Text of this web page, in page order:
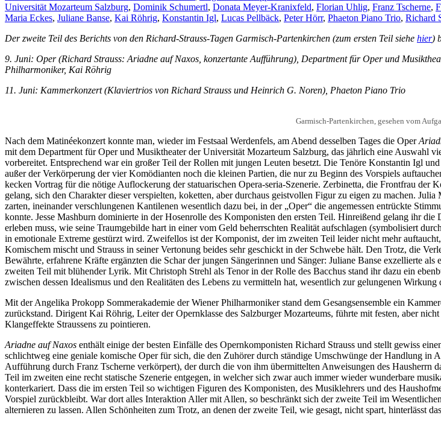
Universität Mozarteum Salzburg, Dominik Schumertl, Donata Meyer-Kranixfeld, Florian Uhlig, Franz Tscherne,
Maria Eckes, Juliane Banse, Kai Röhrig, Konstantin Igl, Lucas Pellbäck, Peter Hörr, Phaeton Piano Trio, Richard
Der zweite Teil des Berichts von den Richard-Strauss-Tagen Garmisch-Partenkirchen (zum ersten Teil siehe hier)
9. Juni: Oper (Richard Strauss: Ariadne auf Naxos, konzertante Aufführung), Department für Oper und
Philharmoniker, Kai Röhrig
11. Juni: Kammerkonzert (Klaviertrios von Richard Strauss und Heinrich G. Noren), Phaeton Piano Trio
Garmisch-Partenkirchen, gesehen vom
Nach dem Matinéekonzert konnte man, wieder im Festsaal Werdenfels, am Abend desselben Tages die Oper
mit dem Department für Oper und Musiktheater der Universität Mozarteum Salzburg, das jährlich eine Auswahl
vorbereitet. Entsprechend war ein großer Teil der Rollen mit jungen Leuten besetzt. Die Tenöre Konstantin Igl
außer der Verkörperung der vier Komödianten noch die kleinen Partien, die nur zu Beginn des Vorspiels
kecken Vortrag für die nötige Auflockerung der statuarischen Opera-seria-Szenerie. Zerbinetta, die Frontfrau
gelang, sich den Charakter dieser verspielten, koketten, aber durchaus geistvollen Figur zu eigen zu machen.
zarten, ineinander verschlungenen Kantilenen wesentlich dazu bei, in der „Oper“ die angemessen entrückte
konnte. Jesse Mashburn dominierte in der Hosenrolle des Komponisten den ersten Teil. Hinreißend gelang ihr
erleben muss, wie seine Traumgebilde hart in einer vom Geld beherrschten Realität aufschlagen (symbolisiert
in emotionale Extreme gestürzt wird. Zweifellos ist der Komponist, der im zweiten Teil leider nicht mehr
Komischem mischt und Strauss in seiner Vertonung beides sehr geschickt in der Schwebe hält. Den Trotz, die
Bewährte, erfahrene Kräfte ergänzten die Schar der jungen Sängerinnen und Sänger: Juliane Banse exzellierte
zweiten Teil mit blühender Lyrik. Mit Christoph Strehl als Tenor in der Rolle des Bacchus stand ihr dazu ein
zwischen dessen Idealismus und den Realitäten des Lebens zu vermitteln hat, wesentlich zur gelungenen Wirkung
Mit der Angelika Prokopp Sommerakademie der Wiener Philharmoniker stand dem Gesangsensemble ein
zurückstand. Dirigent Kai Röhrig, Leiter der Opernklasse des Salzburger Mozarteums, führte mit festen, aber
Klangeffekte Straussens zu pointieren.
Ariadne auf Naxos enthält einige der besten Einfälle des Opernkomponisten Richard Strauss und stellt gewiss
schlichtweg eine geniale komische Oper für sich, die den Zuhörer durch ständige Umschwünge der Handlung in
Aufführung durch Franz Tscherne verkörpert), der durch die von ihm übermittelten Anweisungen des Hausherrn
Teil im zweiten eine recht statische Szenerie entgegen, in welcher sich zwar auch immer wieder wunderbare
konterkariert. Dass die im ersten Teil so wichtigen Figuren des Komponisten, des Musiklehrers und des
Vorspiel zurückbleibt. War dort alles Interaktion Aller mit Allen, so beschränkt sich der zweite Teil im
alternieren zu lassen. Allen Schönheiten zum Trotz, an denen der zweite Teil, wie gesagt, nicht spart, hinterlässt